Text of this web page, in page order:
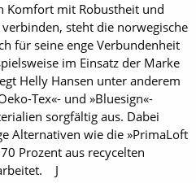
Komfort mit Robustheit und
steht die norwegische
für seine enge Verbundenheit
im Einsatz der Marke
Helly Hansen unter anderem
Tex«- und »Bluesign«-
sorgfältig aus. Dabei
Alternativen wie die »PrimaLoft
Prozent aus recycelten
J